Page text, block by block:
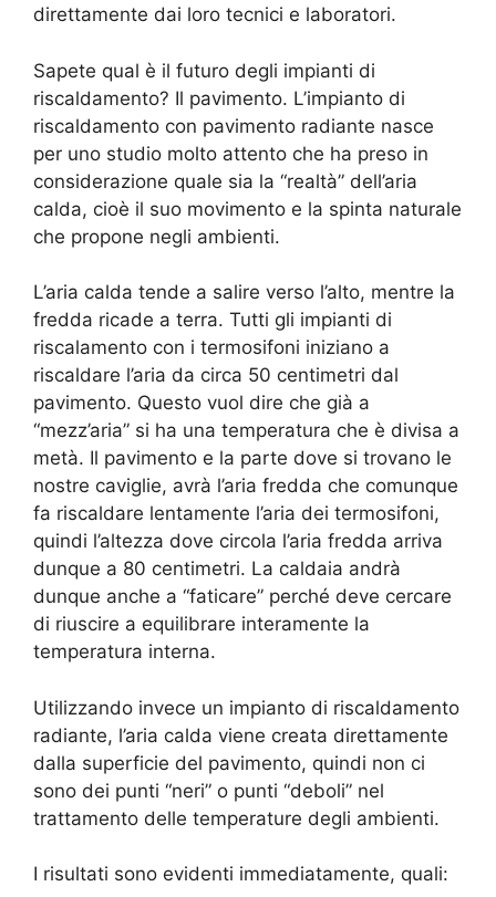
direttamente dai loro tecnici e laboratori.
Sapete qual è il futuro degli impianti di
riscaldamento? Il pavimento. L’impianto di
riscaldamento con pavimento radiante nasce
per uno studio molto attento che ha preso in
considerazione quale sia la “realtà” dell’aria
calda, cioè il suo movimento e la spinta naturale
che propone negli ambienti.
L’aria calda tende a salire verso l’alto, mentre la
fredda ricade a terra. Tutti gli impianti di
riscalamento con i termosifoni iniziano a
riscaldare l’aria da circa 50 centimetri dal
pavimento. Questo vuol dire che già a
“mezz’aria” si ha una temperatura che è divisa a
metà. Il pavimento e la parte dove si trovano le
nostre caviglie, avrà l’aria fredda che comunque
fa riscaldare lentamente l’aria dei termosifoni,
quindi l’altezza dove circola l’aria fredda arriva
dunque a 80 centimetri. La caldaia andrà
dunque anche a “faticare” perché deve cercare
di riuscire a equilibrare interamente la
temperatura interna.
Utilizzando invece un impianto di riscaldamento
radiante, l’aria calda viene creata direttamente
dalla superficie del pavimento, quindi non ci
sono dei punti “neri” o punti “deboli” nel
trattamento delle temperature degli ambienti.
I risultati sono evidenti immediatamente, quali: